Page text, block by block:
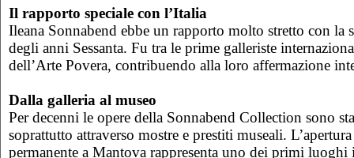
Il rapporto speciale con l’Italia
Ileana Sonnabend ebbe un rapporto molto stretto con la
degli anni Sessanta. Fu tra le prime galleriste
dell’Arte Povera, contribuendo alla loro affermazione
Dalla galleria al museo
Per decenni le opere della Sonnabend Collection sono
soprattutto attraverso mostre e prestiti museali.
permanente a Mantova rappresenta uno dei primi luoghi